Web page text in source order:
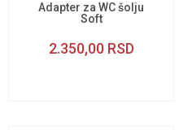
Adapter za WC šolju
Soft
2.350,00 RSD